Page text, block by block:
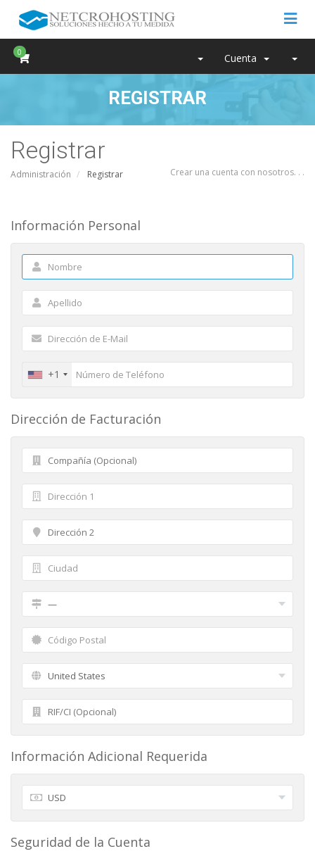
0 Cuenta
REGISTRAR
Registrar
Administración Registrar Crear una cuenta con nosotros. . .
Información Personal
+1
Dirección de Facturación
Información Adicional Requerida
Seguridad de la Cuenta